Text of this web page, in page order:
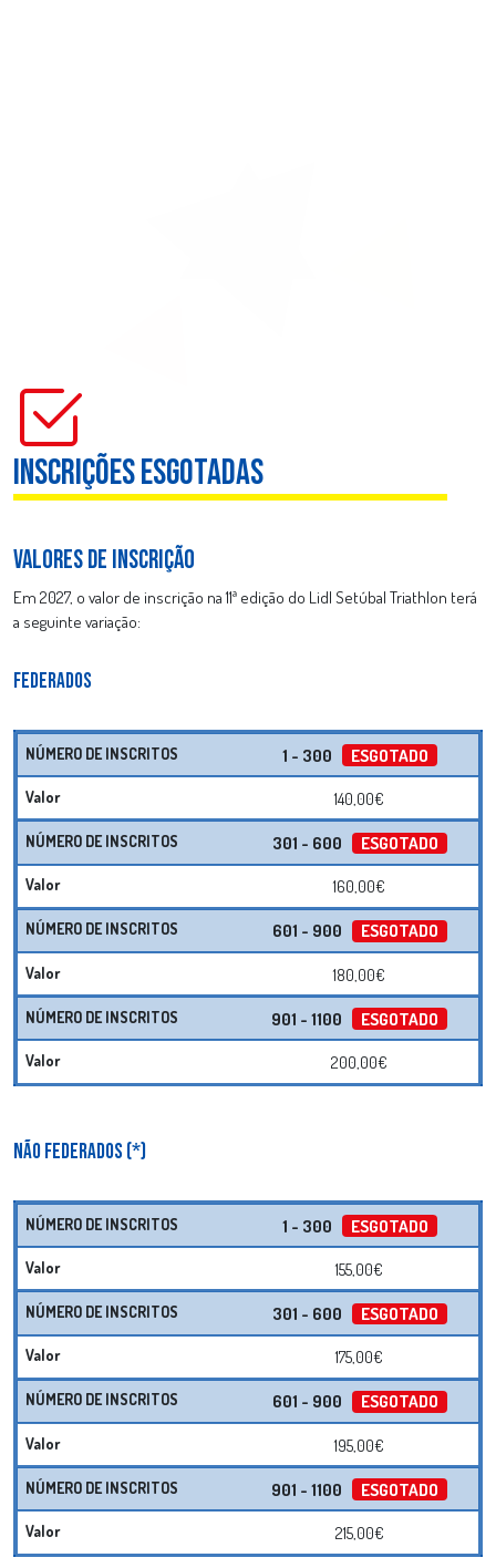
INSCRIÇÕES
Inscrições esgotadas
VALORES DE INSCRIÇÃO
Em 2027, o valor de inscrição na 11ª edição do Lidl Setúbal Triathlon terá
a seguinte variação:
FEDERADOS
1 - 300
ESGOTADO
140,00€
301 - 600
ESGOTADO
160,00€
601 - 900
ESGOTADO
180,00€
901 - 1100
ESGOTADO
200,00€
NÃO FEDERADOS (*)
1 - 300
ESGOTADO
155,00€
301 - 600
ESGOTADO
175,00€
601 - 900
ESGOTADO
195,00€
901 - 1100
ESGOTADO
215,00€